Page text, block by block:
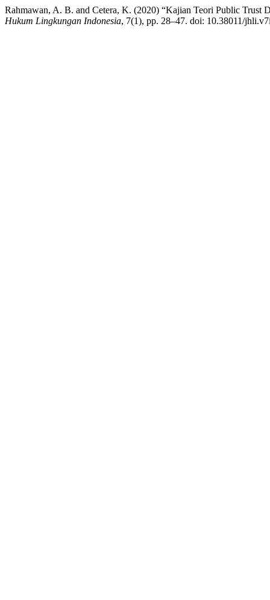
Rahmawan, A. B. and Cetera, K. (2020) “Kajian Teori Public
Hukum Lingkungan Indonesia, 7(1), pp. 28–47. doi: 10.38011/